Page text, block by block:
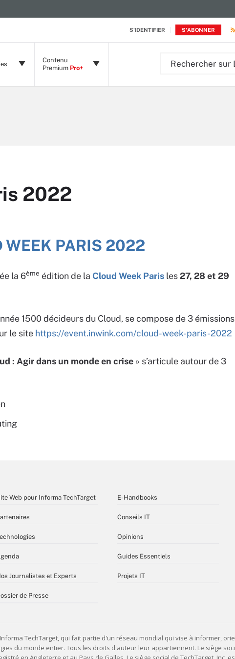
S'IDENTIFIER S'ABONNER
Contenu
Premium Pro+
2022
WEEK PARIS 2022
la 6ème édition de la Cloud Week Paris les27, 28 et 29
1500 décideurs du Cloud, se compose de 3 émissions
le site https://event.inwink.com/cloud-week-paris-2022
: Agir dans un monde en crise » s’articule autour de 3
Web pour Informa TechTarget
Journalistes et Experts
de Presse
E-Handbooks
Conseils IT
Opinions
Guides Essentiels
Projets IT